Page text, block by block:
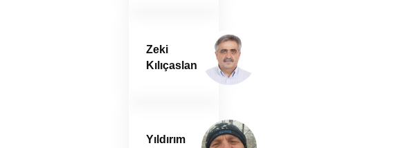
Zeki
Kılıçaslan
Yıldırım